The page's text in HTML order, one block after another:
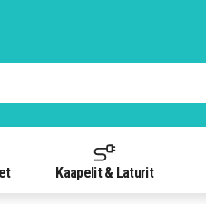
Kaapelit & Laturit